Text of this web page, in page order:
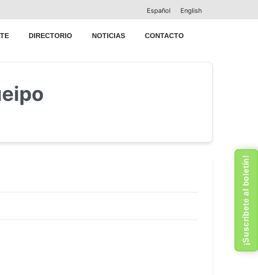
Español English
DIRECTORIO NOTICIAS CONTACTO
¡Suscríbete al boletín!